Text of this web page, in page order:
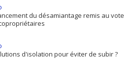
du désamiantage remis au vote
d'isolation pour éviter de subir ?